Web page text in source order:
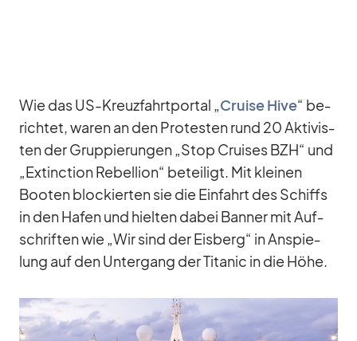
Wie das US-Kreuz­fahrt­por­tal „Cruise Hive“ be­
rich­tet, wa­ren an den Pro­tes­ten rund 20 Ak­ti­vis­
ten der Grup­pie­run­gen „Stop Crui­ses BZH“ und
„Extinc­tion Re­bel­lion“ be­tei­ligt. Mit klei­nen
Boo­ten blo­ckier­ten sie die Ein­fahrt des Schiffs
in den Ha­fen und hiel­ten da­bei Ban­ner mit Auf­
schrif­ten wie „Wir sind der Eis­berg“ in An­spie­
lung auf den Un­ter­gang der Ti­ta­nic in die Höhe.